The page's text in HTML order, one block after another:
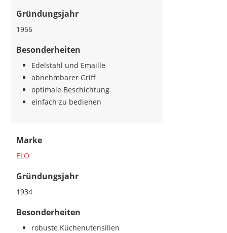
Gründungsjahr
1956
Besonderheiten
Edelstahl und Emaille
abnehmbarer Griff
optimale Beschichtung
einfach zu bedienen
Marke
ELO
Gründungsjahr
1934
Besonderheiten
robuste Küchenutensilien